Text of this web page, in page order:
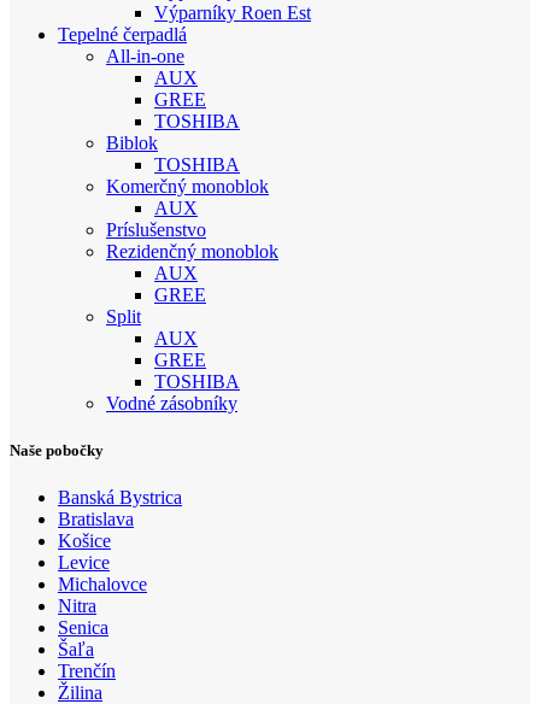
Výparníky Roen Est
Tepelné čerpadlá
All-in-one
AUX
GREE
TOSHIBA
Biblok
TOSHIBA
Komerčný monoblok
AUX
Príslušenstvo
Rezidenčný monoblok
AUX
GREE
Split
AUX
GREE
TOSHIBA
Vodné zásobníky
Naše pobočky
Banská Bystrica
Bratislava
Košice
Levice
Michalovce
Nitra
Senica
Šaľa
Trenčín
Žilina